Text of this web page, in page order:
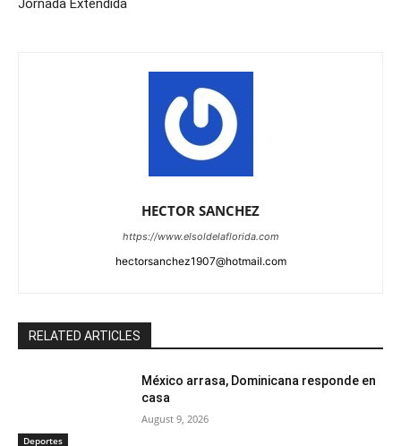
Jornada Extendida
HECTOR SANCHEZ
https://www.elsoldelaflorida.com
hectorsanchez1907@hotmail.com
RELATED ARTICLES
Deportes
México arrasa, Dominicana responde en
casa
August 9, 2026